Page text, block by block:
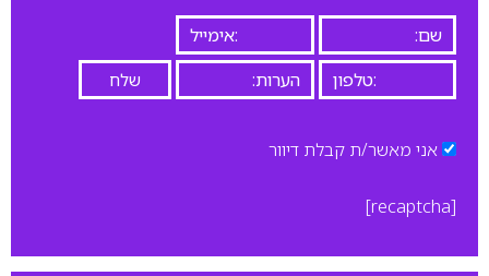
אני מאשר/ת קבלת דיוור
[recaptcha]